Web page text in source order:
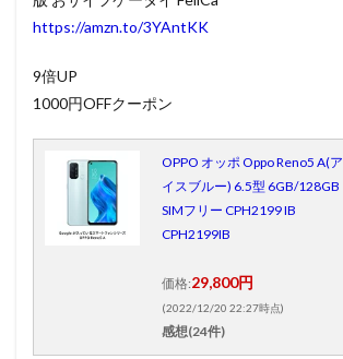
https://amzn.to/3YAntKK
9倍UP
1000円OFFクーポン
OPPO オッポ Oppo Reno5 A(ア
イスブルー) 6.5型 6GB/128GB
SIMフリー CPH2199 IB
CPH2199IB
価格:29,800円
(2022/12/20 22:27時点)
感想(24件)